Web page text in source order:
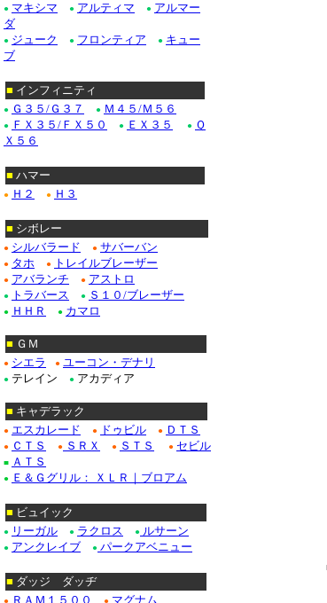
● マキシマ ● アルティマ ● アルマー
ダ
● ジューク ● フロンティア ● キュー
ブ
■ インフィニティ
● Ｇ３５/Ｇ３７ ● Ｍ４５/Ｍ５６
● ＦＸ３５/ＦＸ５０ ● ＥＸ３５ ● Ｑ
Ｘ５６
■ ハマー
● Ｈ２ ● Ｈ３
■ シボレー
● シルバラード ● サバーバン
● タホ ● トレイルブレーザー
● アバランチ ● アストロ
● トラバース ● Ｓ１０/ブレーザー
● ＨＨＲ ● カマロ
■ ＧＭ
● シエラ ● ユーコン・デナリ
● テレイン ● アカディア
■ キャデラック
● エスカレード ● ドゥビル ● ＤＴＳ
● ＣＴＳ ● ＳＲＸ ● ＳＴＳ ● セビル
■ ＡＴＳ
● Ｅ＆Ｇグリル： ＸＬＲ｜ブロアム
■ ビュイック
● リーガル ● ラクロス ● ルサーン
● アンクレイブ ● パークアベニュー
■ ダッジ ダッヂ
● ＲＡＭ１５００ ● マグナム